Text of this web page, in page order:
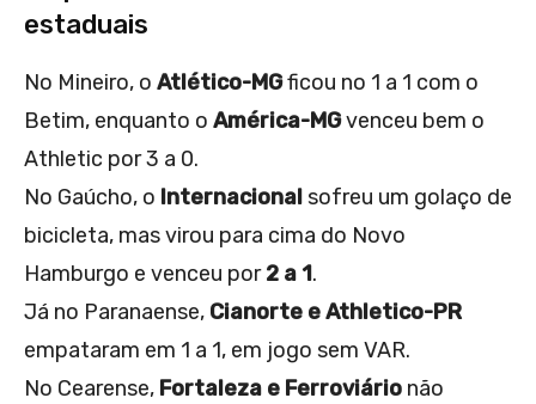
estaduais
No Mineiro, o Atlético-MGficou no 1 a 1 com o
Betim, enquanto o América-MGvenceu bem o
Athletic por 3 a 0.
No Gaúcho, o Internacionalsofreu um golaço de
bicicleta, mas virou para cima do Novo
Hamburgo e venceu por2 a 1.
Já no Paranaense, Cianorte e Athletico-PR
empataram em 1 a 1, em jogo sem VAR.
No Cearense, Fortaleza e Ferroviário não